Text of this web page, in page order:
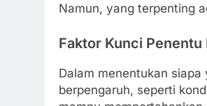
Namun, yang terpenting
Faktor Kunci
Dalam menentukan
berpengaruh, seperti